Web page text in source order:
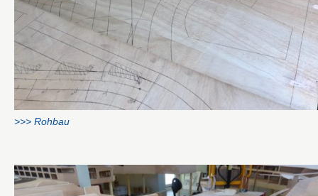
>>> Rohbau